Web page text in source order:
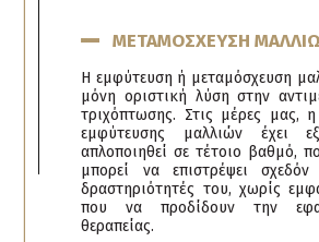
ΜΕΤΑΜΟΣΧΕΥΣΗ
Η εμφύτευση ή μεταμόσχευση
μόνη οριστική λύση στην
τριχόπτωσης. Στις μέρες μας, η
εμφύτευσης μαλλιών έχει
απλοποιηθεί σε τέτοιο βαθμό,
μπορεί να επιστρέψει
δραστηριότητές του, χωρίς
που να προδίδουν την
θεραπείας.